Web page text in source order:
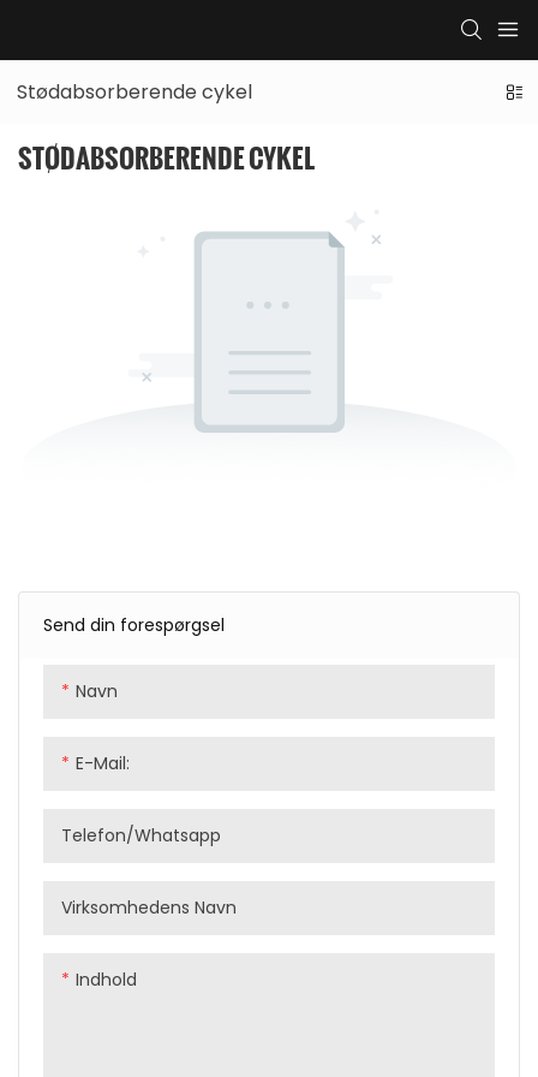
Stødabsorberende cykel
STØDABSORBERENDE CYKEL
Send din forespørgsel
Navn
E-Mail:
Telefon/whatsapp
Virksomhedens Navn
Indhold